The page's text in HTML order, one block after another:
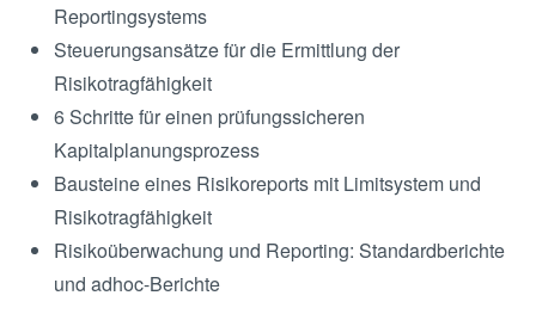
Reportingsystems
Steuerungsansätze für die Ermittlung der
Risikotragfähigkeit
6 Schritte für einen prüfungssicheren
Kapitalplanungsprozess
Bausteine eines Risikoreports mit Limitsystem und
Risikotragfähigkeit
Risikoüberwachung und Reporting: Standardberichte
und adhoc-Berichte